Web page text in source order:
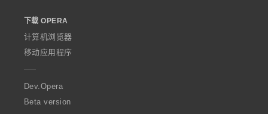
w
O
p
e
a
下载 OPERA
计算机浏览器
移动应用程序
Dev.Opera
Beta version